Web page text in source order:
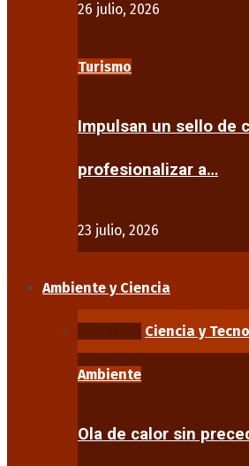
26 julio, 2026
Turismo
Impulsan un sello de
profesionalizar a…
23 julio, 2026
Ambiente y Ciencia
Ciencia y
Ambiente
Ola de calor sin